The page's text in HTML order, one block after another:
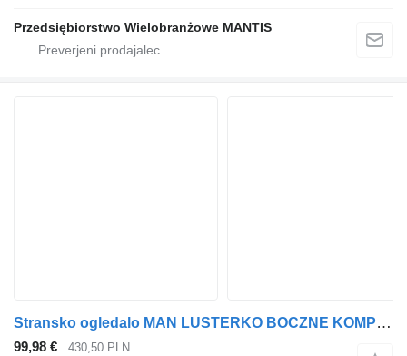
Przedsiębiorstwo Wielobranżowe MANTIS
Stransko ogledalo MAN LUSTERKO BOCZNE KOMPLETNE MAN TGA TGL TGM PRAWE za vlačilec
99,98 € 430,50 PLN